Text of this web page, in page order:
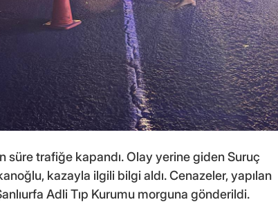
süre trafiğe kapandı. Olay yerine giden Suruç
kazayla ilgili bilgi aldı. Cenazeler, yapılan
Adli Tıp Kurumu morguna gönderildi.